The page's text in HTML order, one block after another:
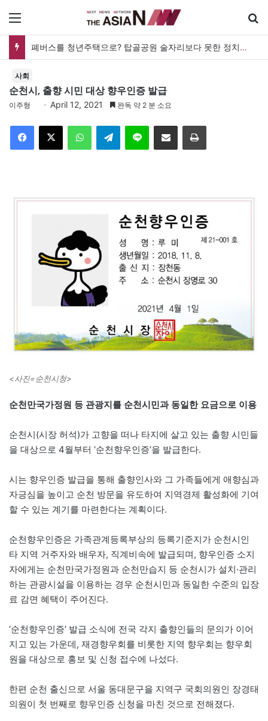
폐버스를 청년주택으로? 탑골공원 술자리보다 못한 정치의 상상력
사회
순천시, 출향 시민 대상 향우인증 발급
이주형 April 12, 2021 완독 약 2 분 소요
Telegram 이메일
<사진=순천시청>
순천만국가정원 등 관광지를 순천시민과 동일한 요금으로 이용
순천시(시장 허석)가 고향을 떠나 타지에 살고 있는 출향 시민들
을 대상으로 4월부터 ‘순천향우인증’을 발급한다.
시는 향우인증 발급을 통해 출향인사와 그 가족들에게 애향심과
자긍심을 높이고 순천 방문을 유도하여 지역경제 활성화에 기여
할 수 있는 계기를 마련한다는 계획이다.
순천향우인증은 가족관계등록부상의 등록기준지가 순천시인
타 지역 거주자와 배우자, 직계비속에 발급되며, 향우인증 소지
자에게는 순천만국가정원과 순천만습지 등 순천시가 설치·관리
하는 관광시설을 이용하는 경우 순천시민과 동일한 수준의 입장
료 감면 혜택이 주어진다.
‘순천향우인증’ 발급 소식에 전국 각지 출향인들의 문의가 이어
지고 있는 가운데, 재경향우회를 비롯한 지역 향우회는 향우회
원을 대상으로 홍보 및 신청 접수에 나섰다.
한편 순천 출신으로 서울 동대문구을 지역구 국회의원인 장경태
의원이 첫 번째로 향우인증 신청을 마친 것으로 전해졌다.